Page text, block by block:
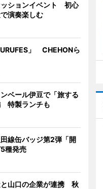
ションイベント 初心
演奏楽しむ
」 CHEHONら
ベール伊豆で「旅する
特製ランチも
線缶バッジ第2弾「開
5種発売
山口の企業が連携 秋